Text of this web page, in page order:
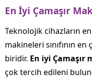
En İyi Çamaşır
Teknolojik cihazların
makineleri sınıfının
biridir. En iyi Çamaşır
çok tercih edileni